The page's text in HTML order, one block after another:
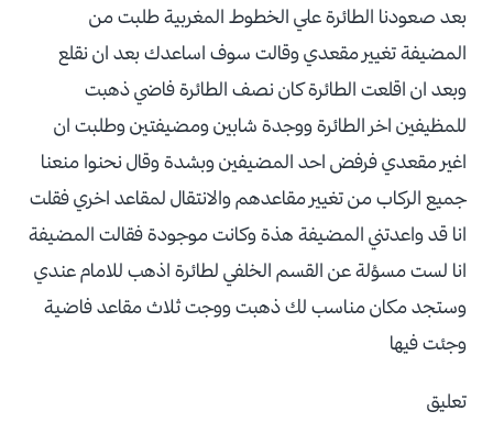
بعد صعودنا الطائرة علي الخطوط المغربية طلبت من
المضيفة تغيير مقعدي وقالت سوف اساعدك بعد ان نقلع
وبعد ان اقلعت الطائرة كان نصف الطائرة فاضي ذهبت
للمظيفين اخر الطائرة ووجدة شابين ومضيفتين وطلبت ان
اغير مقعدي فرفض احد المضيفين وبشدة وقال نحنوا منعنا
جميع الركاب من تغيير مقاعدهم والانتقال لمقاعد اخري فقلت
انا قد واعدتني المضيفة هذة وكانت موجودة فقالت المضيفة
انا لست مسؤلة عن القسم الخلفي لطائرة اذهب للامام عندي
وستجد مكان مناسب لك ذهبت ووجت ثلاث مقاعد فاضية
وجئت فيها
تعليق